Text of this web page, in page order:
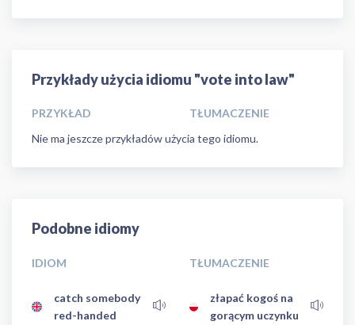
Przykłady użycia idiomu "vote into law"
PRZYKŁAD
TŁUMACZENIE
Nie ma jeszcze przykładów użycia tego idiomu.
Podobne idiomy
IDIOM TŁUMACZENIE
catch somebody
red-handed
złapać kogoś na
gorącym uczynku